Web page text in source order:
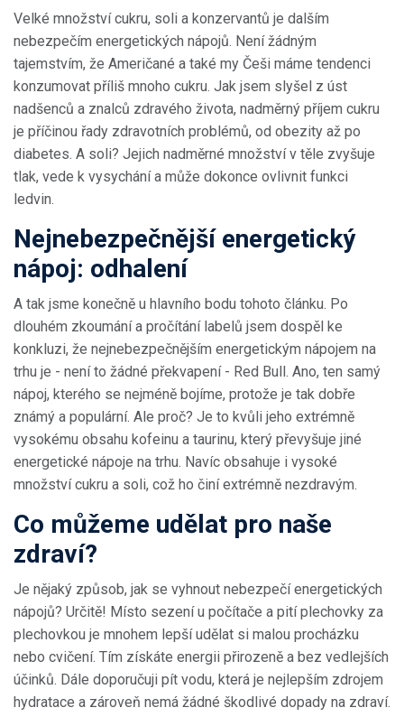
Velké množství cukru, soli a konzervantů je dalším
nebezpečím energetických nápojů. Není žádným
tajemstvím, že Američané a také my Češi máme tendenci
konzumovat příliš mnoho cukru. Jak jsem slyšel z úst
nadšenců a znalců zdravého života, nadměrný příjem cukru
je příčinou řady zdravotních problémů, od obezity až po
diabetes. A soli? Jejich nadměrné množství v těle zvyšuje
tlak, vede k vysychání a může dokonce ovlivnit funkci
ledvin.
Nejnebezpečnější energetický
nápoj: odhalení
A tak jsme konečně u hlavního bodu tohoto článku. Po
dlouhém zkoumání a pročítání labelů jsem dospěl ke
konkluzi, že nejnebezpečnějším energetickým nápojem na
trhu je - není to žádné překvapení - Red Bull. Ano, ten samý
nápoj, kterého se nejméně bojíme, protože je tak dobře
známý a populární. Ale proč? Je to kvůli jeho extrémně
vysokému obsahu kofeinu a taurinu, který převyšuje jiné
energetické nápoje na trhu. Navíc obsahuje i vysoké
množství cukru a soli, což ho činí extrémně nezdravým.
Co můžeme udělat pro naše
zdraví?
Je nějaký způsob, jak se vyhnout nebezpečí energetických
nápojů? Určitě! Místo sezení u počítače a pití plechovky za
plechovkou je mnohem lepší udělat si malou procházku
nebo cvičení. Tím získáte energii přirozeně a bez vedlejších
účinků. Dále doporučuji pít vodu, která je nejlepším zdrojem
hydratace a zároveň nemá žádné škodlivé dopady na zdraví.